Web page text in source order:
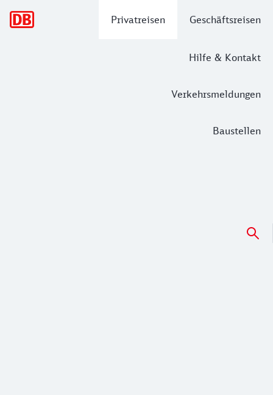
Privatreisen Geschäftsreisen
Hilfe & Kontakt
Verkehrsmeldungen
Baustellen